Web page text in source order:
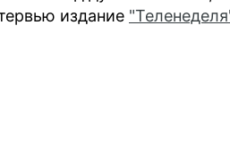
издание